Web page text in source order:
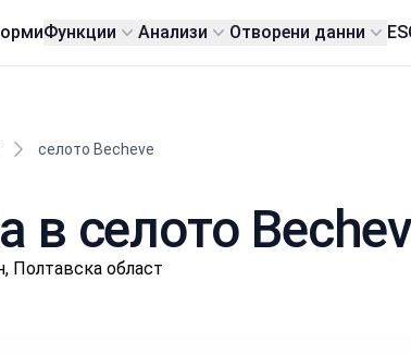
Функции Анализи Отворени данни
селото Becheve
в селото
Полтавска област